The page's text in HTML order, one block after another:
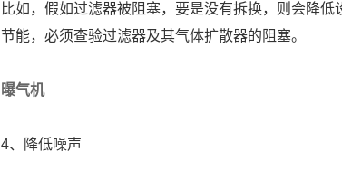
比如，假如过滤器被阻塞，要是没有拆换，则会降
节能，必须查验过滤器及其气体扩散器的阻塞。
曝气机
4、降低噪声